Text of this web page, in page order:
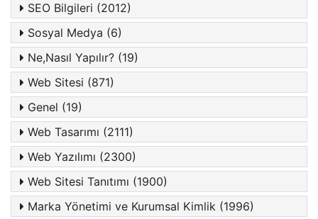
SEO Bilgileri (2012)
Sosyal Medya (6)
Ne,Nasıl Yapılır? (19)
Web Sitesi (871)
Genel (19)
Web Tasarımı (2111)
Web Yazılımı (2300)
Web Sitesi Tanıtımı (1900)
Marka Yönetimi ve Kurumsal Kimlik (1996)